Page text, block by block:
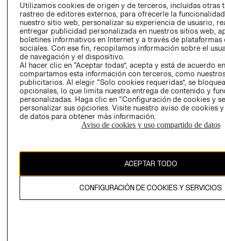
LIBRO DE
Ecuador ($)
CAMBIAR REGIÓN
propiedad de H&M Hennes & Mauritz AB.
Utilizamos cookies de origen y de terceros, incluidas otras
rastreo de editores externos, para ofrecerle la
nuestro sitio web, personalizar su experiencia de usuario,
entregar publicidad personalizada en nuestros sitios web,
boletines informativos en Internet y a través de plataformas
sociales. Con ese fin, recopilamos información sobre el
de navegación y el dispositivo.
Al hacer clic en “Aceptar todas”, acepta y está de acuerdo
compartamos esta información con terceros, como
publicitarios. Al elegir “Solo cookies requeridas”, se
opcionales, lo que limita nuestra entrega de contenido y
personalizadas. Haga clic en “Configuración de cookies y
personalizar sus opciones. Visite nuestro aviso de cookies
de datos para obtener más información.
Aviso de cookies y uso compartido de datos
ACEPTAR TODO
CONFIGURACIÓN DE COOKIES Y SERVICIOS